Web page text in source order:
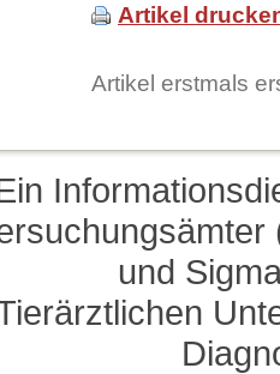
Artikel
Artikel erstmals
und